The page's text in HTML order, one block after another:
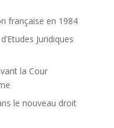
française en 1984
Juridiques
la Cour
le nouveau droit